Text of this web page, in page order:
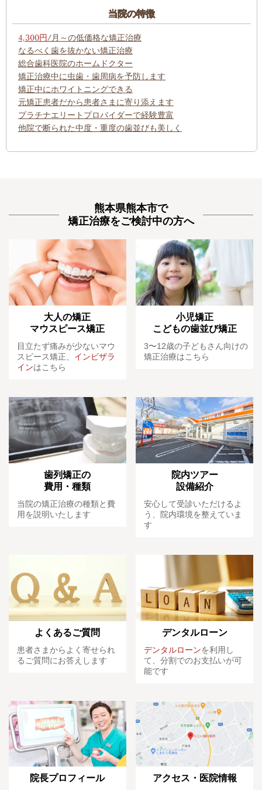
当院の特徴
4,300円/月～の低価格な矯正治療
なるべく歯を抜かない矯正治療
総合歯科医院のホームドクター
矯正治療中に虫歯・歯周病を予防します
矯正中にホワイトニングできる
元矯正患者だから患者さまに寄り添えます
プラチナエリートプロバイダーで経験豊富
他院で断られた中度・重度の歯並びも美しく
熊本県熊本市で
矯正治療をご検討中の方へ
大人の矯正
マウスピース矯正
目立たず痛みが少ないマウ
スピース矯正、 インビザラ
インはこちら
小児矯正
こどもの歯並び矯正
3〜12歳の子どもさん向けの
矯正治療はこちら
歯列矯正の
費用・種類
当院の矯正治療の種類と費
用を説明いたします
院内ツアー
設備紹介
安心して受診いただけるよ
う、院内環境を整えていま
す
よくあるご質問
患者さまからよく寄せられ
るご質問にお答えします
デンタルローン
デンタルローンを利用し
て、分割でのお支払いが可
能です
院長プロフィール アクセス・医院情報